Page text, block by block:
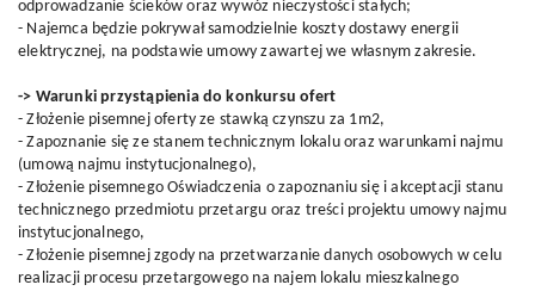
odprowadzanie ścieków oraz wywóz nieczystości stałych;
- Najemca będzie pokrywał samodzielnie koszty dostawy energii
elektrycznej, na podstawie umowy zawartej we własnym zakresie.
-> Warunki przystąpienia do konkursu ofert
- Złożenie pisemnej oferty ze stawką czynszu za 1m2,
- Zapoznanie się ze stanem technicznym lokalu oraz warunkami najmu
(umową najmu instytucjonalnego),
- Złożenie pisemnego Oświadczenia o zapoznaniu się i akceptacji stanu
technicznego przedmiotu przetargu oraz treści projektu umowy najmu
instytucjonalnego,
- Złożenie pisemnej zgody na przetwarzanie danych osobowych w celu
realizacji procesu przetargowego na najem lokalu mieszkalnego